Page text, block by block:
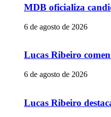
MDB oficializa
6 de agosto de 2026
Lucas Ribeiro
6 de agosto de 2026
Lucas Ribeiro